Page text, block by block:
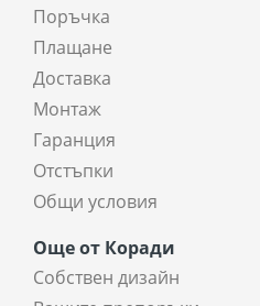
Поръчка
Плащане
Доставка
Монтаж
Гаранция
Отстъпки
Общи условия
Още от Коради
Собствен дизайн